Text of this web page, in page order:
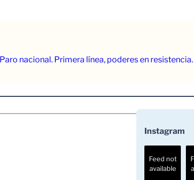
Paro nacional. Primera línea, poderes en
Instagram
Feed not
available